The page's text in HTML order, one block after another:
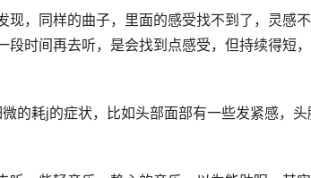
现，同样的曲子，里面的感受找不到了，灵感不
时间再去听，是会找到点感受，但持续得短
的耗j的症状，比如头部面部有一些发紧感，头